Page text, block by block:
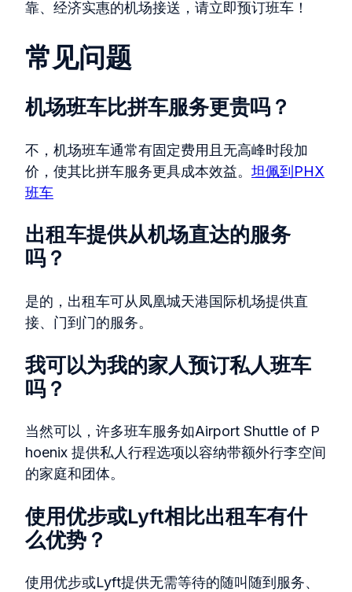
靠、经济实惠的机场接送，请立即预订班车！
常见问题
机场班车比拼车服务更贵吗？
不，机场班车通常有固定费用且无高峰时段加
价，使其比拼车服务更具成本效益。 坦佩到PHX
班车
出租车提供从机场直达的服务
吗？
是的，出租车可从凤凰城天港国际机场提供直
接、门到门的服务。
我可以为我的家人预订私人班车
吗？
当然可以，许多班车服务如Airport Shuttle of P
hoenix 提供私人行程选项以容纳带额外行李空间
的家庭和团体。
使用优步或Lyft相比出租车有什
么优势？
使用优步或Lyft提供无需等待的随叫随到服务、